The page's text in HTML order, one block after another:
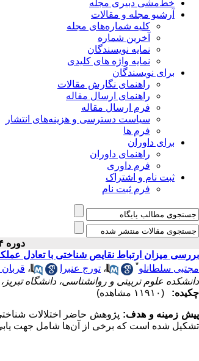
خط‌مشی دبیری مجله
آرشیو مجله و مقالات
کلیه شماره‌های مجله
آخرین شماره
نمایه نویسندگان
نمایه واژه های کلیدی
برای نویسندگان
راهنمای نگارش مقالات
راهنمای ارسال مقاله
فرم ارسال مقاله
سیاست دسترسی و هزینه‌های انتشار
فرم ها
برای داوران
راهنمای داوران
فرم داوری
ثبت نام و اشتراک
فرم ثبت نام
دوره ۲۴، شماره ۵ - ( ماهنامه مرداد ۱۳۹۲ )
بررسی میزان ارتباط نقایص شناختی با تعادل
مجتبی سلطانلو* ، تورج عنبرا ،
دانشکده علوم تربیتی و روانشناسی، دانشگاه تبریز،
چکیده:
(۱۱۹۱۰ مشاهده)
پیش زمینه و هدف: پژوهش حاضر اختلالات
تشکیل شده است که برخی از آن‌ها شامل جهت